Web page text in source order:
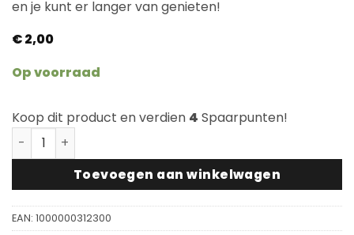
klantbeoordeling
en je kunt er langer van genieten!
€2,00
Op voorraad
Koop dit product en verdien 4 Spaarpunten!
Scratch no More Chairfixx 14mm met verwijderbare
Toevoegen aan winkelwagen
EAN: 1000000312300